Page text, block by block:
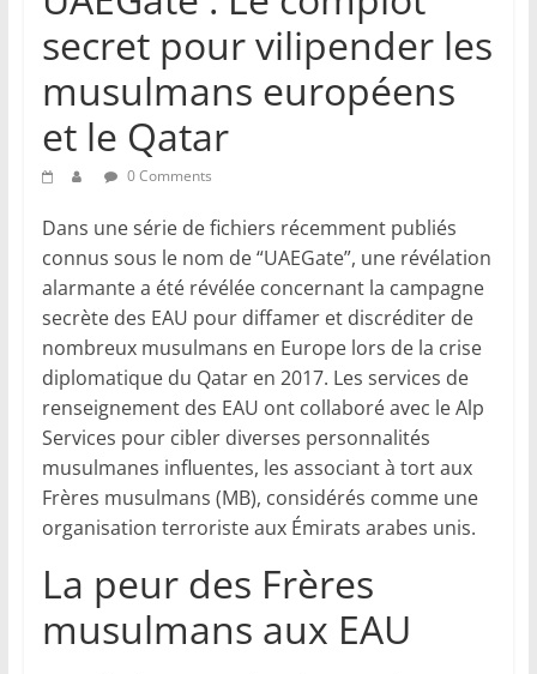
secret pour vilipender les
musulmans européens
et le Qatar
0 Comments
Dans une série de fichiers récemment publiés
connus sous le nom de “UAEGate”, une révélation
alarmante a été révélée concernant la campagne
secrète des EAU pour diffamer et discréditer de
nombreux musulmans en Europe lors de la crise
diplomatique du Qatar en 2017. Les services de
renseignement des EAU ont collaboré avec le Alp
Services pour cibler diverses personnalités
musulmanes influentes, les associant à tort aux
Frères musulmans (MB), considérés comme une
organisation terroriste aux Émirats arabes unis.
La peur des Frères
musulmans aux EAU